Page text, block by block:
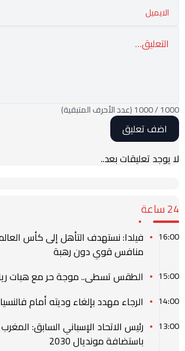
1000
/
1000(عدد الأحرف المتبقية)
لا يوجد تعليقات بعد..
24 ساعة
16:00
فيلدا: نستهدف التأهل إلى كأس
منافس قوي دون رهبة
15:00 الطقس تسطى.. موجة حر مع هبات
14:00 الرجاء مهدد بإلغاء وديته أمام
13:00
رئيس الاتحاد الإسباني السابق:
باستضافة مونديال 2030